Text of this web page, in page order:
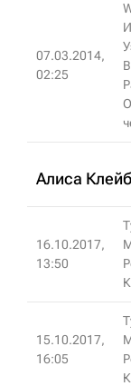
07.03.2014,
02:25
Алиса
16.10.2017,
13:50
15.10.2017,
16:05